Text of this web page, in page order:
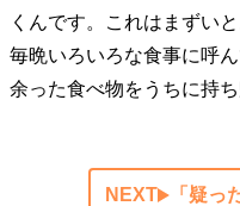
くんです。これはまずい
毎晩いろいろな食事に呼
余った食べ物をうちに持
NEXT
「疑っ